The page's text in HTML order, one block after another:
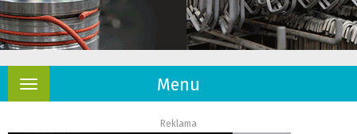
Menu
Rozwiń
Reklama